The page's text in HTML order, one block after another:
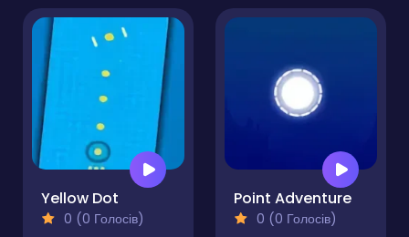
Yellow Dot
0 (0 Голосів)
Point Adventure
0 (0 Голосів)